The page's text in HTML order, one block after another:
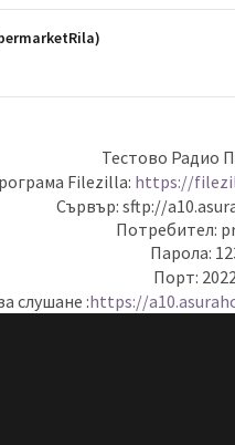
Тестово Радио
Filezilla: https://
Сървър: sftp://
Потребител:
Парола:
Порт:
слушане :https://